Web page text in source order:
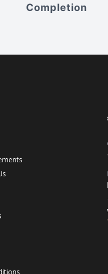
Completion